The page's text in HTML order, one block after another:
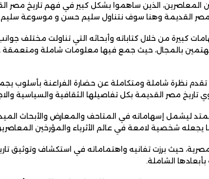
المعاصرين، الذين ساهموا بشكل كبير في فهم تاريخ
مصر القديمة وهنا سوف نتناول سليم حسن و موسوعة
كبيرة من خلال كتاباته وأبحاثه التي تناولت مختلف
بالمجال، حيث جمع فيها معلومات شاملة ومتعمقة عن
نظرة شاملة ومتكاملة عن حضارة الفراعنة بأسلوب
مصر القديمة بكل تفاصيلها الثقافية والسياسية
ليشمل إسهاماته في المتاحف والمعارض والأبحاث
شخصية لامعة في عالم الأثرياء والمؤرخين
حيث برزت تفانيه واهتماماته في استكشاف وتوثيق
الشاملة.